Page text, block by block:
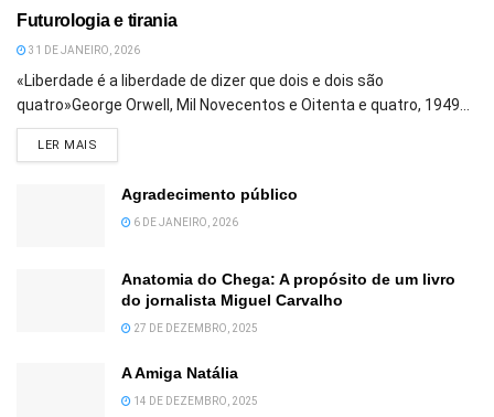
Futurologia e tirania
31 DE JANEIRO, 2026
«Liberdade é a liberdade de dizer que dois e dois são
quatro»George Orwell, Mil Novecentos e Oitenta e quatro, 1949...
LER MAIS
Agradecimento público
6 DE JANEIRO, 2026
Anatomia do Chega: A propósito de um livro
do jornalista Miguel Carvalho
27 DE DEZEMBRO, 2025
A Amiga Natália
14 DE DEZEMBRO, 2025